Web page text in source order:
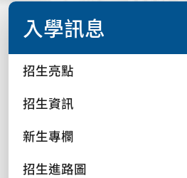
入學訊息
招生亮點
招生資訊
新生專欄
招生進路圖